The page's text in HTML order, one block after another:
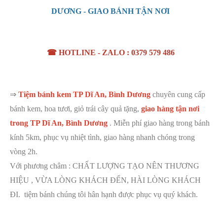
DƯƠNG - GIAO BÁNH TẬN NƠI
☎ HOTLINE - ZALO : 0379 579 486
⇒ Tiệm bánh kem TP Dĩ An, Bình Dương chuyên cung cấp
bánh kem, hoa tươi, giỏ trái cây quả tặng, giao hàng tận nơi
trong TP Dĩ An, Bình Dương . Miễn phí giao hàng trong bánh
kính 5km, phục vụ nhiệt tình, giao hàng nhanh chóng trong
vòng 2h.
Với phương châm : CHẤT LƯỢNG TẠO NÊN THƯƠNG
HIỆU , VỪA LÒNG KHÁCH ĐẾN, HÀI LÒNG KHÁCH
ĐI. tiệm bánh chúng tôi hân hạnh được phục vụ quý khách.